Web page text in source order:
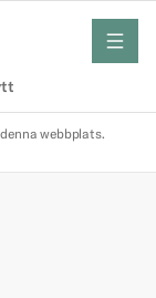
meny
webbplats.